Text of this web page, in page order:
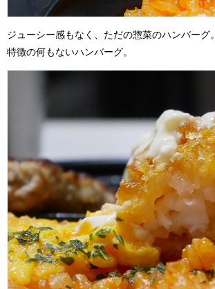
ジューシー感もなく、ただの惣菜のハンバーグ。
特徴の何もないハンバーグ。